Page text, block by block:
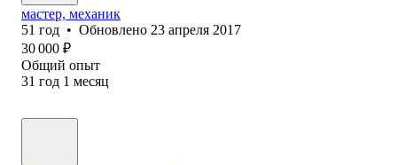
мастер, механик
51 год • Обновлено 23 апреля 2017
30 000 ₽
Общий опыт
31 год 1 месяц